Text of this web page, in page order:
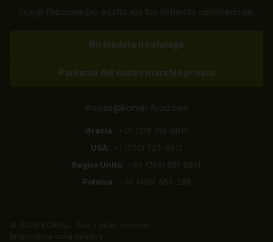
Richiedete il catalogo
Parliamo del vostro marchio privato
✉sales@korvel-food.com
Grecia
USA
Regno Unito
Polonia
Informativa sulla privacy